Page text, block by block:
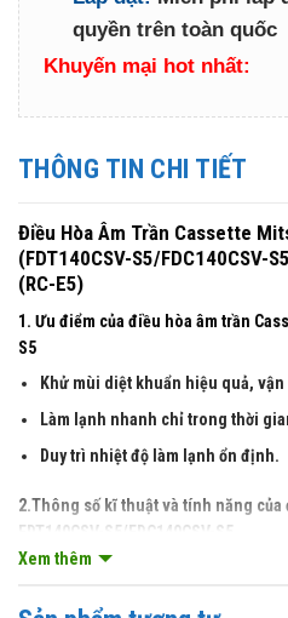
quyền trên toàn quốc
Khuyến mại hot nhất:
THÔNG TIN CHI TIẾT
Điều Hòa Âm Trần Cassette
(FDT140CSV-S5/FDC140CSV-
(RC-E5)
1. Ưu điểm của điều hòa âm trần
S5
Khử mùi diệt khuẩn hiệu quả,
Làm lạnh nhanh chỉ trong thời
Duy trì nhiệt độ làm lạnh ổn định.
2.Thông số kĩ thuật và tính năng của
FDT140CSV-S5/FDC140CSV-S5
Điều hòa âm trần Mitsubishi Heavy 1
Xem thêm